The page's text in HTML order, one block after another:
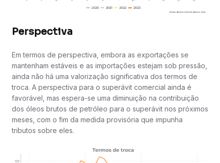
Perspectiva
Em termos de perspectiva, embora as exportações se
mantenham estáveis e as importações estejam sob pressão,
ainda não há uma valorização significativa dos termos de
troca. A perspectiva para o superávit comercial ainda é
favorável, mas espera-se uma diminuição na contribuição
dos óleos brutos de petróleo para o superávit nos próximos
meses, com o fim da medida provisória que impunha
tributos sobre eles.